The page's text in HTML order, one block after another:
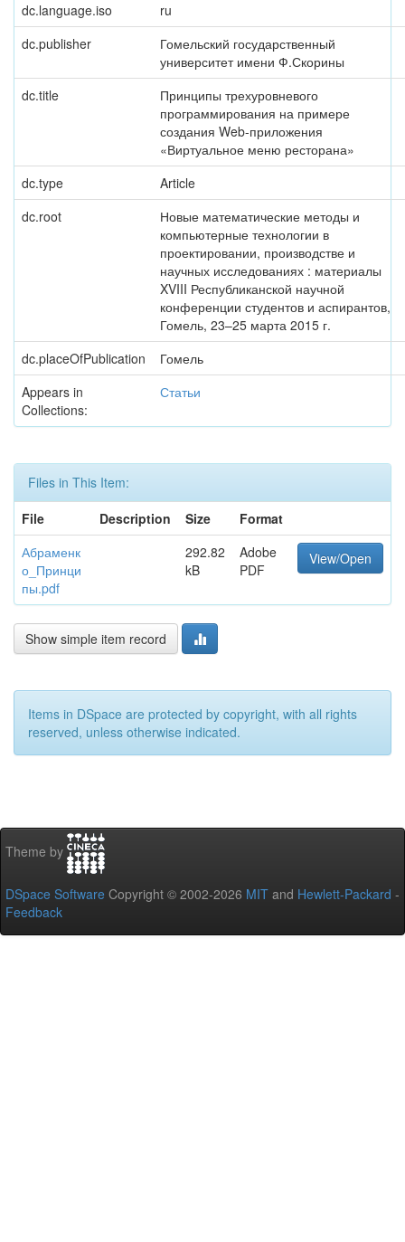
dc.language.iso
ru
dc.publisher
Гомельский государственный
университет имени Ф.Скорины
dc.title
Принципы трехуровневого
программирования на примере
создания Web-приложения
«Виртуальное меню ресторана»
dc.type
Article
dc.root
Новые математические методы и
компьютерные технологии в
проектировании, производстве и
научных исследованиях : материалы
XVIII Республиканской научной
конференции студентов и аспирантов,
Гомель, 23–25 марта 2015 г.
dc.placeOfPublication
Гомель
Appears in
Collections:
Статьи
Files in This Item:
File
Description Size
Format
Абраменк
о_Принци
пы.pdf
292.82
kB
Adobe
PDF
View/Open
Show simple item record
Items in DSpace are protected by copyright, with all rights
reserved, unless otherwise indicated.
Theme by
DSpace Software Copyright © 2002-2026 MIT and Hewlett-Packard -
Feedback